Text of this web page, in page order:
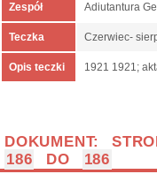
Zespół Adiutantura
Teczka Czerwiec-
Opis teczki 1921 1921;
DOKUMENT:
186
DO 186